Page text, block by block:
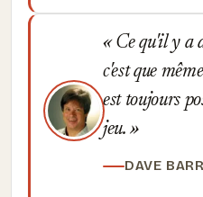
Ce qu'il y a
c'est que
est toujours
jeu.
DAVE